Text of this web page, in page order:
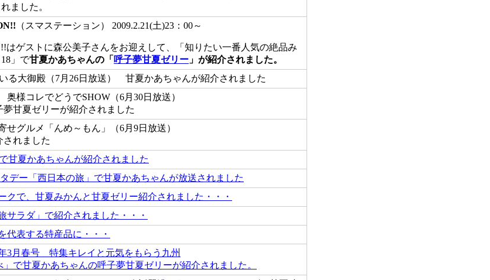
ました。
（スマステーション） 2009.2.21(土)23：00～
はゲストに森公美子さんをお迎えして、「知りたい一番人気の絶品み
」で甘夏かあちゃんの「 呼子夢甘夏ゼリー 」が紹介されました。
る大御殿（7月26日放送） 甘夏かあちゃんが紹介されました
奥様コレでどうでSHOW（6月30日放送）
夏ゼリーが紹介されました
せグルメ「んめ～もん」（6月9日放送）
れました
夏かあちゃんが紹介されました
ー「西日本の旅」で甘夏かあちゃんが放送されました
クで、甘夏みかんと甘夏ゼリー紹介されました・・・
サラダ」で紹介されました・・・
代表する特産品に・・・
3月春号 特集キレイと元気をもらう九州
で甘夏かあちゃんの呼子夢甘夏ゼリーが紹介されました。